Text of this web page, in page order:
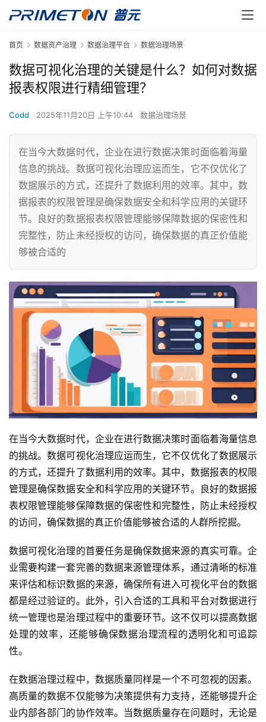
首页 数据资产治理 数据治理平台 数据治理场景
数据可视化治理的关键是什么？如何对数据
报表权限进行精细管理？
Codd 2025年11月20日 上午10:44 数据治理场景
在当今大数据时代，企业在进行数据决策时面临着海量
信息的挑战。数据可视化治理应运而生，它不仅优化了
数据展示的方式，还提升了数据利用的效率。其中，数
据报表的权限管理是确保数据安全和科学应用的关键环
节。良好的数据报表权限管理能够保障数据的保密性和
完整性，防止未经授权的访问，确保数据的真正价值能
够被合适的
在当今大数据时代，企业在进行数据决策时面临着海量信息
的挑战。数据可视化治理应运而生，它不仅优化了数据展示
的方式，还提升了数据利用的效率。其中，数据报表的权限
管理是确保数据安全和科学应用的关键环节。良好的数据报
表权限管理能够保障数据的保密性和完整性，防止未经授权
的访问，确保数据的真正价值能够被合适的人群所挖掘。
数据可视化治理的首要任务是确保数据来源的真实可靠。企
业需要构建一套完善的数据来源管理体系，通过清晰的标准
来评估和标识数据的来源，确保所有进入可视化平台的数据
都是经过验证的。此外，引入合适的工具和平台对数据进行
统一管理也是治理过程中的重要环节。这不仅可以提高数据
处理的效率，还能够确保数据治理流程的透明化和可追踪
性。
在数据治理过程中，数据质量同样是一个不可忽视的因素。
高质量的数据不仅能够为决策提供有力支持，还能够提升企
业内部各部门的协作效率。当数据质量存在问题时，无论是